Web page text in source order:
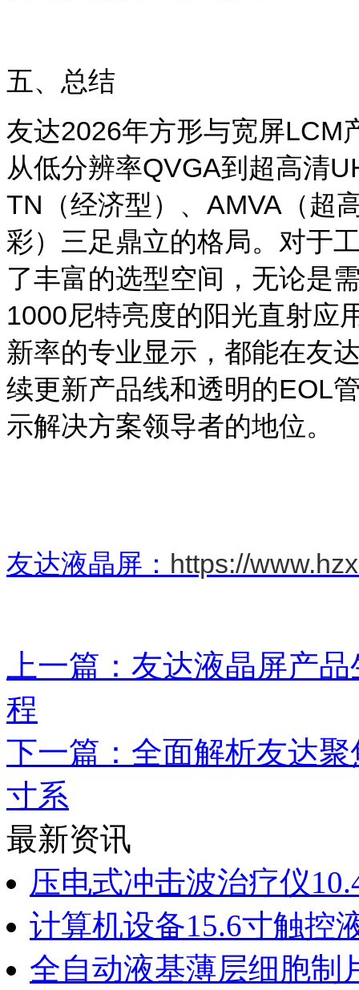
五、总结
友达2026年方形与宽屏LCM
从低分辨率QVGA到超高清
TN （经济型）、 AMVA （超
彩）三足鼎立的格局。对于
了丰富的选型空间，无论是
1000尼特亮度的阳光直射应
新率的专业显示，都能在友
续更新产品线和透明的EOL
示解决方案领导者的地位。
友达液晶屏： https://
上一篇：友达液晶屏产
程
下一篇：全面解析友达
寸系
最新资讯
压电式冲击波治疗仪
计算机设备15.6寸触控
全自动液基薄层细胞制